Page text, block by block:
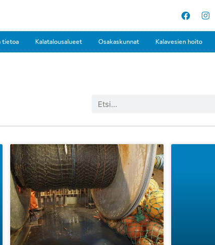
tietoa Kalatalousalueet Osakaskunnat Kalavesien hoito